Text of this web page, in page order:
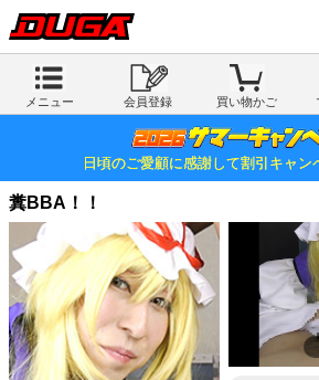
メニュー 会員登録 買い物かご
日頃のご愛顧に感謝して割引キャン
糞BBA！！